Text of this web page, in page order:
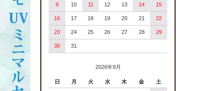
9 10 11 12 13 14 15
16 17 18 19 20 21 22
23 24 25 26 27 28 29
30 31
2026年9月
日 月 火 水 木 金 土